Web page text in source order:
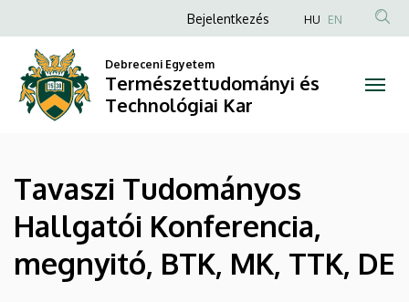
Természettudományi
és
Technológiai
a
tartalomra
Anonim
fiók
menüje
Bejelentkezés HU EN
Debreceni Egyetem
Természettudományi és
Technológiai Kar
Tavaszi Tudományos
Hallgatói Konferencia,
megnyitó, BTK, MK, TTK, DE